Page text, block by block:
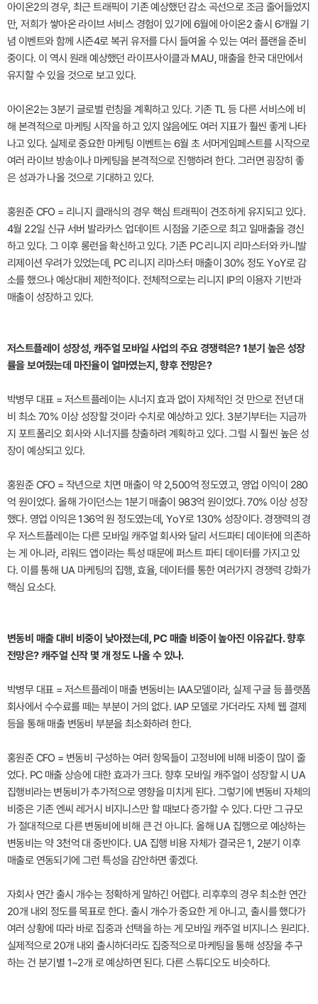
아이온2의 경우, 최근 트래픽이 기존 예상했던 감소 곡선으로 조금 줄어들었지
만, 저희가 쌓아온 라이브 서비스 경험이 있기에 6월에 아이온2 출시 6개월 기
념 이벤트와 함께 시즌4로 복귀 유저를 다시 들여올 수 있는 여러 플랜을 준비
중이다. 이 역시 원래 예상했던 라이프사이클과 MAU, 매출을 한국 대만에서
유지할 수 있을 것으로 보고 있다.
아이온2는 3분기 글로벌 런칭을 계획하고 있다. 기존 TL 등 다른 서비스에 비
해 본격적으로 마케팅 시작을 하고 있지 않음에도 여러 지표가 훨씬 좋게 나타
나고 있다. 실제로 중요한 마케팅 이벤트는 6월 초 서머게임페스트를 시작으로
여러 라이브 방송이나 마케팅을 본격적으로 진행하려 한다. 그러면 굉장히 좋
은 성과가 나올 것으로 기대하고 있다.
홍원준 CFO = 리니지 클래식의 경우 핵심 트래픽이 견조하게 유지되고 있다.
4월 22일 신규 서버 발라카스 업데이트 시점을 기준으로 최고 일매출을 경신
하고 있다. 그 이후 롱런을 확신하고 있다. 기존 PC 리니지 리마스터와 카니발
리제이션 우려가 있었는데, PC 리니지 리마스터 매출이 30% 정도 YoY로 감
소를 했으나 예상대비 제한적이다. 전체적으로는 리니지 IP의 이용자 기반과
매출이 성장하고 있다.
저스트플레이 성장성, 캐주얼 모바일 사업의 주요 경쟁력은? 1분기 높은 성장
률을 보여줬는데 마진율이 얼마였는지, 향후 전망은?
박병무 대표 = 저스트플레이는 시너지 효과 없이 자체적인 것 만으로 전년 대
비 최소 70% 이상 성장할 것이라 수치로 예상하고 있다. 3분기부터는 지금까
지 포트폴리오 회사와 시너지를 창출하려 계획하고 있다. 그럴 시 훨씬 높은 성
장이 예상되고 있다.
홍원준 CFO = 작년으로 치면 매출이 약 2,500억 정도였고, 영업 이익이 280
억 원이었다. 올해 가이던스는 1분기 매출이 983억 원이었다. 70% 이상 성장
했다. 영업 이익은 136억 원 정도였는데, YoY로 130% 성장이다. 경쟁력의 경
우 저스트플레이는 다른 모바일 캐주얼 회사와 달리 서드파티 데이터에 의존하
는 게 아니라, 리워드 앱이라는 특성 때문에 퍼스트 파티 데이터를 가지고 있
다. 이를 통해 UA 마케팅의 집행, 효율, 데이터를 통한 여러가지 경쟁력 강화가
핵심 요소다.
변동비 매출 대비 비중이 낮아졌는데, PC 매출 비중이 높아진 이유같다. 향후
전망은? 캐주얼 신작 몇 개 정도 나올 수 있나.
박병무 대표 = 저스트플레이 매출 변동비는 IAA모델이라, 실제 구글 등 플랫폼
회사에서 수수료를 떼는 부분이 거의 없다. IAP 모델로 가더라도 자체 웹 결제
등을 통해 매출 변동비 부분을 최소화하려 한다.
홍원준 CFO = 변동비 구성하는 여러 항목들이 고정비에 비해 비중이 많이 줄
었다. PC 매출 상승에 대한 효과가 크다. 향후 모바일 캐주얼이 성장할 시 UA
집행비라는 변동비가 추가적으로 영향을 미치게 된다. 그렇기에 변동비 자체의
비중은 기존 엔씨 레거시 비지니스만 할 때보다 증가할 수 있다. 다만 그 규모
가 절대적으로 다른 변동비에 비해 큰 건 아니다. 올해 UA 집행으로 예상하는
변동비는 약 3천억 대 중반이다. UA 집행 비용 자체가 결국은 1, 2분기 이후
매출로 연동되기에 그런 특성을 감안하면 좋겠다.
자회사 연간 출시 개수는 정확하게 말하긴 어렵다. 리후후의 경우 최소한 연간
20개 내외 정도를 목표로 한다. 출시 개수가 중요한 게 아니고, 출시를 했다가
여러 상황에 따라 바로 집중과 선택을 하는 게 모바일 캐주얼 비지니스 원리다.
실제적으로 20개 내외 출시하더라도 집중적으로 마케팅을 통해 성장을 추구
하는 건 분기별 1~2개 로 예상하면 된다. 다른 스튜디오도 비슷하다.